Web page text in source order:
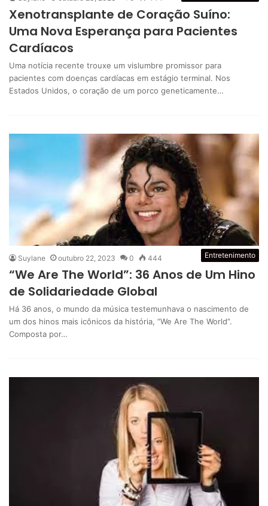
Xenotransplante de Coração Suíno:
Uma Nova Esperança para Pacientes
Cardíacos
Uma notícia recente trouxe um vislumbre promissor para
pacientes com doenças cardíacas em estágio terminal. Nos
Estados Unidos, o coração de um porco geneticamente…
Entretenimento
Suylane outubro 22, 2023 0 444
“We Are The World”: 36 Anos de Um Hino
de Solidariedade Global
Há 36 anos, o mundo da música testemunhava o nascimento de
um dos hinos mais icônicos da história, “We Are The World”.
Composta por…